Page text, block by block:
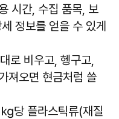
시간, 수집 품목, 보
정보를 얻을 수 있게
로 비우고, 헹구고,
져오면 현금처럼 쓸
당 플라스틱류(재질